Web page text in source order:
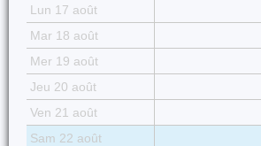
Lun 17 août
Mar 18 août
Mer 19 août
Jeu 20 août
Ven 21 août
Sam 22 août